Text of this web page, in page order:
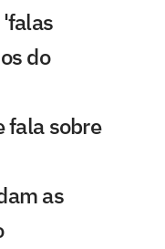
do
fala sobre
as